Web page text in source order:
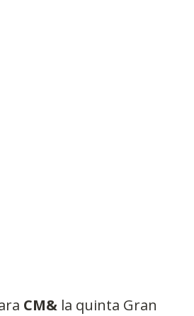
CM& la quinta Gran